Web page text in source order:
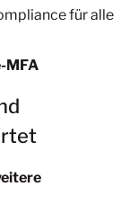
für alle
MFA